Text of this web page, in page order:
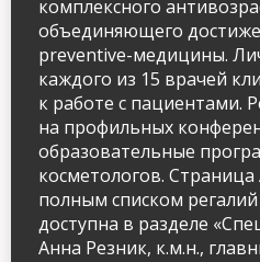
комплексного
объединяющего
preventive-медицины.
каждого из 15 врачей
к работе с пациентами.
на профильных
образовательные
косметологов.
полным списком
доступна в разделе
Анна Резник, к.м.н.,